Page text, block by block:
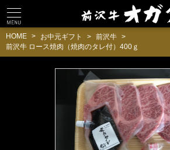
HOME お中元ギフト
前沢牛
前沢牛 ロース焼肉（焼肉のタレ付）400ｇ